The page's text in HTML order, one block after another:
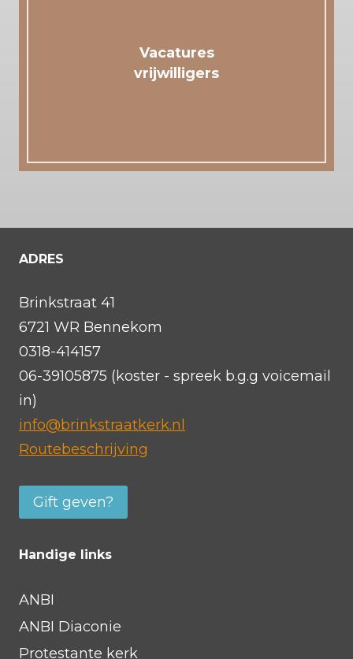
Vacatures
vrijwilligers
ADRES
Brinkstraat 41
6721 WR Bennekom
0318-414157
06-39105875 (koster - spreek b.g.g voicemail
in)
info@brinkstraatkerk.nl
Routebeschrijving
Gift geven?
Handige links
ANBI
ANBI Diaconie
Protestante kerk